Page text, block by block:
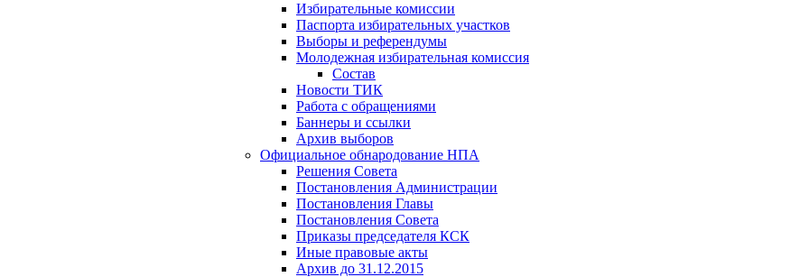
Избирательные комиссии
Паспорта избирательных участков
Выборы и референдумы
Молодежная избирательная комиссия
Состав
Новости ТИК
Работа с обращениями
Баннеры и ссылки
Архив выборов
Официальное обнародование НПА
Решения Совета
Постановления Администрации
Постановления Главы
Постановления Совета
Приказы председателя КСК
Иные правовые акты
Архив до 31.12.2015